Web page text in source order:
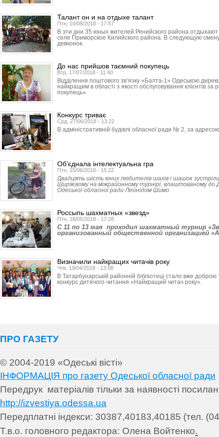
Талант он и на отдыхе талант
Птн, 10/08/2018 - 17:57
В эти дни 35 юных жителей Ренийского района отдыхают
селе Приморское Килийского района. В следующую
девчонок.
До нас прийшов таємний покупець
Втр, 17/07/2018 - 11:40
Відділення поштового зв’язку «Балта-1» Одеською
найкращим в області з якості обслуговування клієнтів
покупець».
Конкурс триває
Срд, 27/06/2018 - 13:22
В адміністративній будівлі обласної ради № 2, за
Об’єднала інтелектуальна гра
Птн, 15/06/2018 - 15:22
Двадцять шість юних любителів шахів і шашок
Ширяєвому на міжрайонному турнірі, влаштованому
Одеської обласної ради Леонідом Шимо
Россыпь шахматных «звезд»
Птн, 18/05/2018 - 17:28
C 11 по 13 мая проходил шахматный турнир
организованный общественной организацией
Визначили найкращих читачів року
Чтв, 19/04/2018 - 13:08
В Татарбунарській районній бібліотеці стало вже
конкурс дитячого читання «Найкращий читач року».
ПРО ГАЗЕТУ
© 2004-2019 «Одеські вісті»
ІНФОРМАЦІЯ про газету Одеської обласної ради
Передрук матеріалів тільки за наявності
http://izvestiya.odessa.ua
Передплатні індекси: 30387,40183,40185 (тел.
Т.в.о. головного редактора: Олена Войтенко.